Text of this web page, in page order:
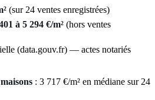
(sur 24 ventes enregistrées)
à 5 294 €/m² (hors ventes
(data.gouv.fr) — actes notariés
maisons : 3 717 €/m² en médiane sur 24